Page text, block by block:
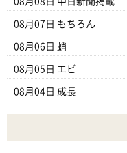
08月07日 もちろん
08月06日 蛸
08月05日 エビ
08月04日 成長